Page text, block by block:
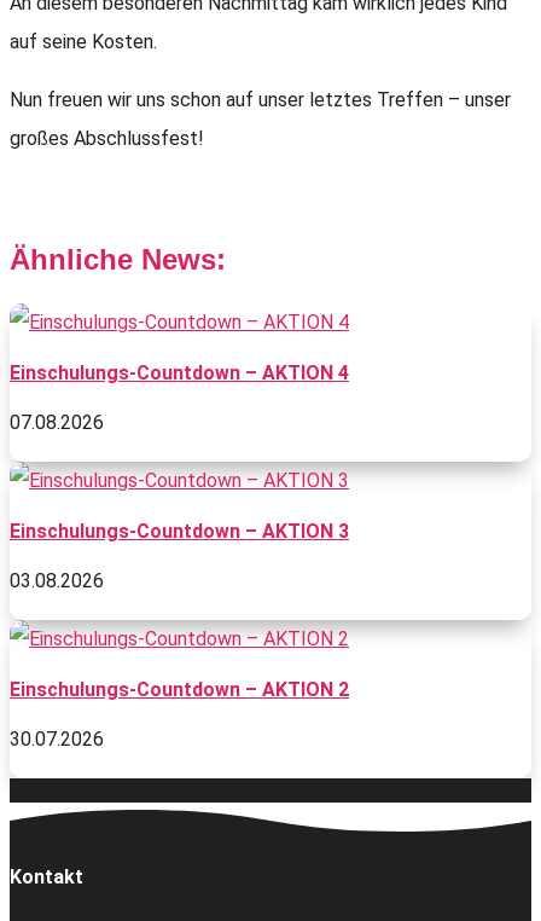
auf seine Kosten.
Nun freuen wir uns schon auf unser letztes Treffen – unser
großes Abschlussfest!
Ähnliche News:
Einschulungs-Countdown – AKTION 4
07.08.2026
Einschulungs-Countdown – AKTION 3
03.08.2026
Einschulungs-Countdown – AKTION 2
30.07.2026
Kontakt